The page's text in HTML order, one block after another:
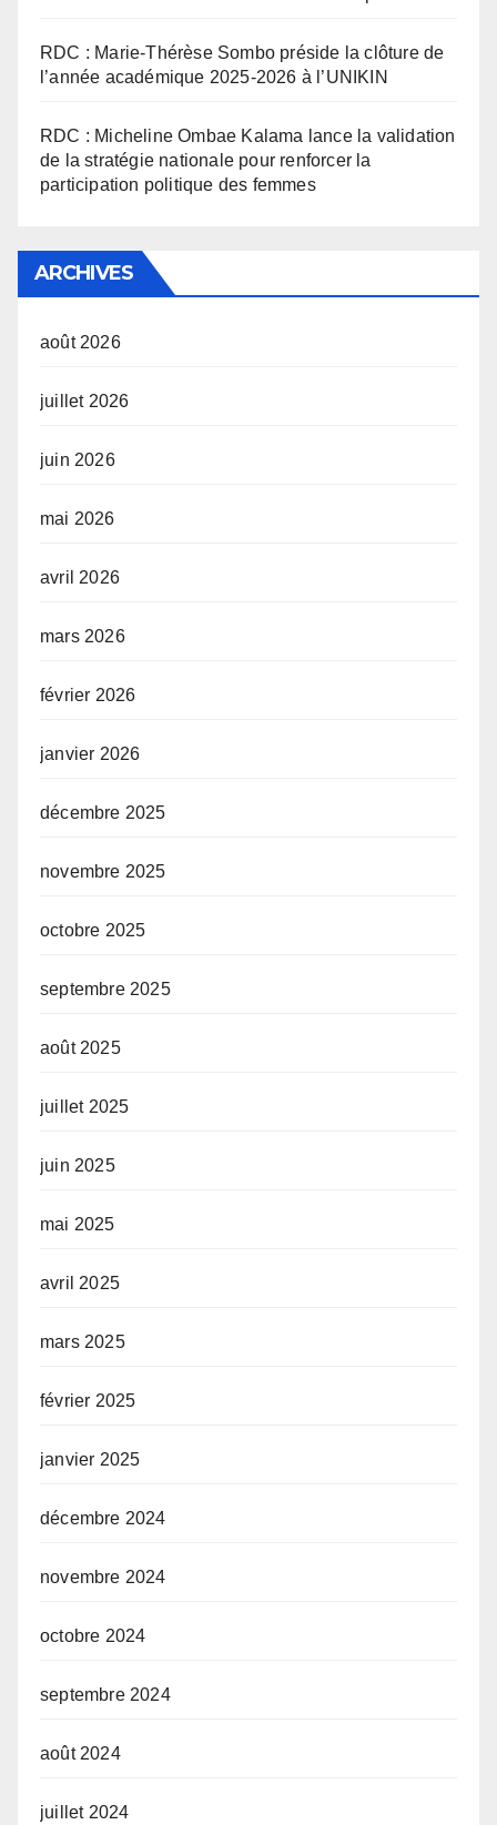
RDC : Marie-Thérèse Sombo préside la clôture de
l’année académique 2025-2026 à l’UNIKIN
RDC : Micheline Ombae Kalama lance la validation
de la stratégie nationale pour renforcer la
participation politique des femmes
ARCHIVES
août 2026
juillet 2026
juin 2026
mai 2026
avril 2026
mars 2026
février 2026
janvier 2026
décembre 2025
novembre 2025
octobre 2025
septembre 2025
août 2025
juillet 2025
juin 2025
mai 2025
avril 2025
mars 2025
février 2025
janvier 2025
décembre 2024
novembre 2024
octobre 2024
septembre 2024
août 2024
juillet 2024